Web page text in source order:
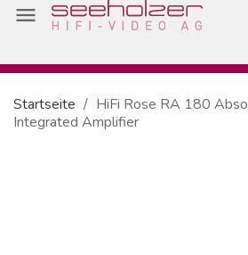

Startseite
HiFi Rose RA 180
Integrated Amplifier